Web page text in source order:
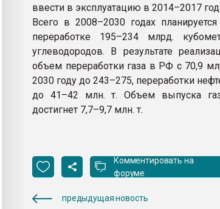
ввести в эксплуатацию в 2014–2017
Всего в 2008–2030 годах
переработке 195–234 млрд.
углеводородов. В результате
объем переработки газа в РФ с 70,9
2030 году до 243–275, переработки
до 41–42 млн. т. Объем выпуска
достигнет 7,7–9,7 млн. т.
Комментировать на
форуме
предыдущая новость